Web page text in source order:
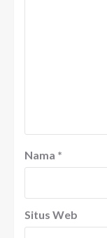
Nama *
Situs Web